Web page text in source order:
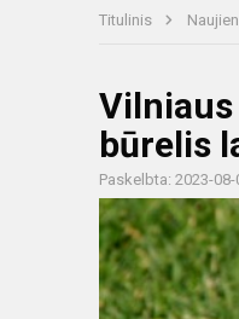
Titulinis
būrelis
Paskelbta: 2023-08-